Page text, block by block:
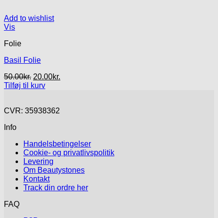
Add to wishlist
Vis
Folie
Basil Folie
50.00kr. Den
oprindelige
50.00kr..
20.00kr.
Tilføj til kurv
CVR: 35938362
Info
Handelsbetingelser
Cookie- og privatlivspolitik
Levering
Om Beautystones
Kontakt
Track din ordre her
FAQ